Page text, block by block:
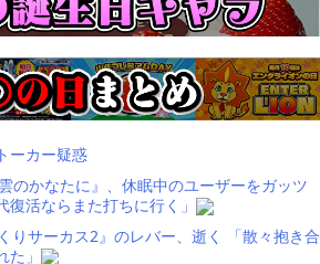
ーカー疑惑
のかなたに』、休眠中のユーザーをガッツ
活ならまた打ちに行く」
りサーカス2』のレバー、逝く 「散々抱き合
」